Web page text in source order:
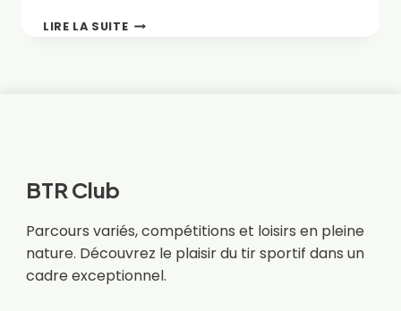
LIRE LA SUITEFÊTE
BTR Club
Parcours variés, compétitions et loisirs en pleine
nature. Découvrez le plaisir du tir sportif dans un
cadre exceptionnel.